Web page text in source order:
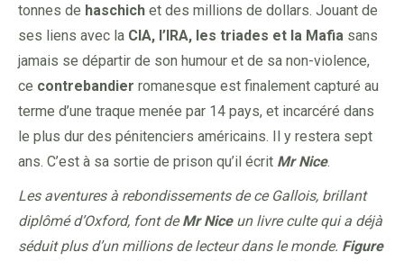
tonnes de haschich et des millions de dollars. Jouant de
ses liens avec la CIA, l’IRA, les triades et la Mafia sans
jamais se départir de son humour et de sa non-violence,
ce contrebandier romanesque est finalement capturé au
terme d’une traque menée par 14 pays, et incarcéré dans
le plus dur des pénitenciers américains. Il y restera sept
ans. C’est à sa sortie de prison qu’il écrit Mr Nice.
Les aventures à rebondissements de ce Gallois, brillant
diplômé d’Oxford, font deMr Niceun livre culte qui a déjà
séduit plus d’un millions de lecteur dans le monde. Figure